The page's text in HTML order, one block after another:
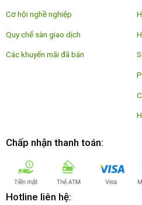
Cơ hội nghề nghiệp
Quy chế sàn giao dịch
Các khuyến mãi đã bán
Chấp nhận thanh toán:
Hotline liên hệ: